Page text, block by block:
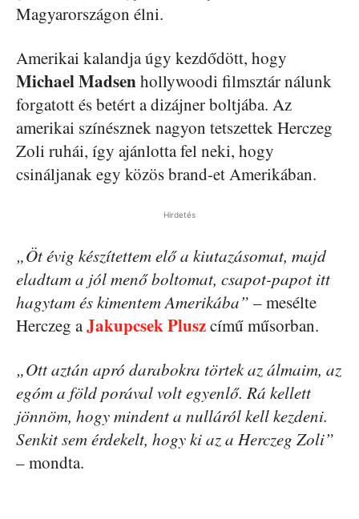
Magyarországon élni.
Amerikai kalandja úgy kezdődött, hogy
Michael Madsenhollywoodi filmsztár nálunk
forgatott és betért a dizájner boltjába. Az
amerikai színésznek nagyon tetszettek Herczeg
Zoli ruhái, így ajánlotta fel neki, hogy
csináljanak egy közös brand-et Amerikában.
Hirdetés
„Öt évig készítettem elő a kiutazásomat, majd
eladtam a jól menő boltomat, csapot-papot itt
hagytam és kimentem Amerikába” – mesélte
Herczeg aJakupcsek Pluszcímű műsorban.
„Ott aztán apró darabokra törtek az álmaim, az
egóm a föld porával volt egyenlő. Rá kellett
jönnöm, hogy mindent a nulláról kell kezdeni.
Senkit sem érdekelt, hogy ki az a Herczeg Zoli”
– mondta.